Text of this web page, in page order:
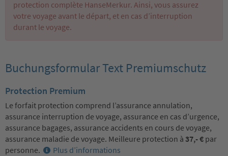
protection complète HanseMerkur. Ainsi, vous assurez
votre voyage avant le départ, et en cas d’interruption
durant le voyage.
Buchungsformular Text Premiumschutz
Protection Premium
Le forfait protection comprend l’assurance annulation,
assurance interruption de voyage, assurance en cas d’urgence,
assurance bagages, assurance accidents en cours de voyage,
assurance maladie de voyage. Meilleure protection à 37,- € par
personne.
Plus d’informations